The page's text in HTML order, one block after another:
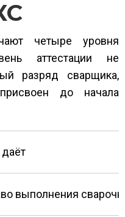
четыре уровня
аттестации не
разряд сварщика,
до начала
выполнения